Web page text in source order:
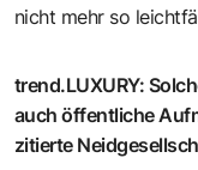
nicht mehr so
trend.LUXURY:
auch öffentliche
zitierte